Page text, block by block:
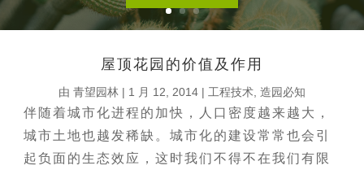
屋顶花园的价值及作用
由 青望园林 | 1 月 12, 2014 | 工程技术 造园必知
伴随着城市化进程的加快，人口密度越来越大，
城市土地也越发稀缺。城市化的建设常常也会引
起负面的生态效应，这时我们不得不在我们有限